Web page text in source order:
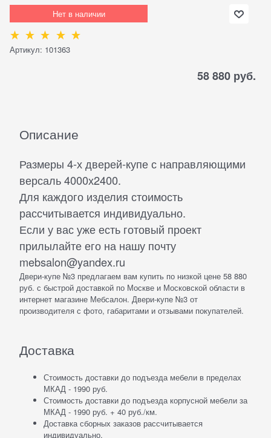
Нет в наличии
Артикул: 101363
58 880 руб.
Описание
Размеры 4-х дверей-купе с направляющими
версаль 4000х2400.
Для каждого изделия стоимость
рассчитывается индивидуально.
Если у вас уже есть готовый проект
прилылайте его на нашу почту
mebsalon@yandex.ru
Двери-купе №3 предлагаем вам купить по низкой цене 58 880
руб. с быстрой доставкой по Москве и Московской области в
интернет магазине Мебсалон. Двери-купе №3 от
производителя с фото, габаритами и отзывами покупателей.
Доставка
Стоимость доставки до подъезда мебели в пределах
МКАД - 1990 руб.
Стоимость доставки до подъезда корпусной мебели за
МКАД - 1990 руб. + 40 руб./км.
Доставка сборных заказов рассчитывается
индивидуально.